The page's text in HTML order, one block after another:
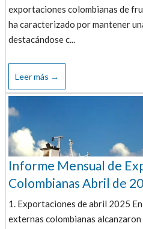
exportaciones colombianas de
ha caracterizado por mantener
destacándose c...
Leer más →
Informe Mensual de
Colombianas Abril de
1. Exportaciones de abril 2025
externas colombianas